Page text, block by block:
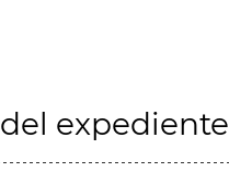
expediente